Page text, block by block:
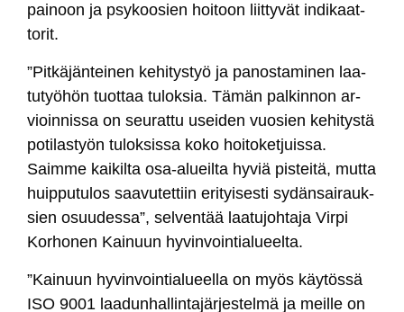
pai­noon ja psy­koo­sien hoi­toon liit­ty­vät in­di­kaat­
to­rit.
”Pit­kä­jän­tei­nen ke­hi­tys­työ ja pa­nos­ta­mi­nen laa­
tu­työ­hön tuot­taa tu­lok­sia. Tä­män pal­kin­non ar­
vioin­nis­sa on seu­rat­tu usei­den vuo­sien ke­hi­tys­tä
po­ti­las­työn tu­lok­sis­sa ko­ko hoi­to­ket­juis­sa.
Saim­me kai­kil­ta osa-alueil­ta hy­viä pis­tei­tä, mut­ta
huip­pu­tu­los saa­vu­tet­tiin eri­tyi­ses­ti sy­dän­sai­rauk­
sien osuu­des­sa”, sel­ven­tää laa­tu­joh­ta­ja Vir­pi
Kor­ho­nen Kai­nuun hy­vin­voin­tia­lueel­ta.
”Kai­nuun hy­vin­voin­tia­lueel­la on myös käy­tös­sä
ISO 9001 laa­dun­hal­lin­ta­jär­jes­tel­mä ja meil­le on